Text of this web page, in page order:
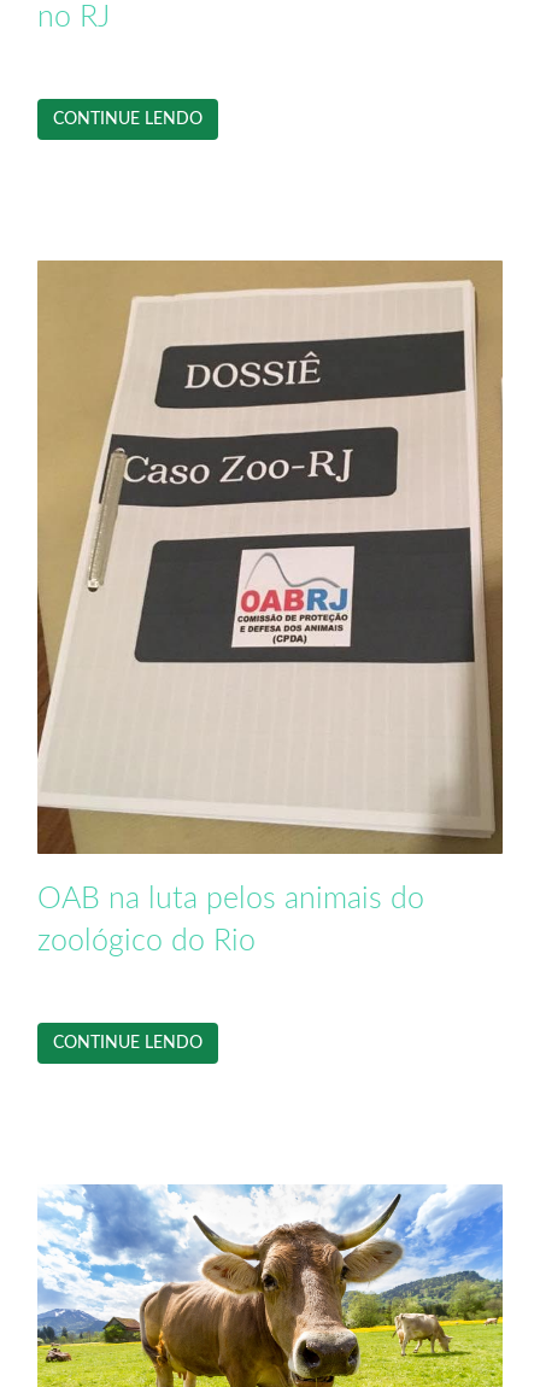
no RJ
CONTINUE LENDO
OAB na luta pelos animais do
zoológico do Rio
CONTINUE LENDO